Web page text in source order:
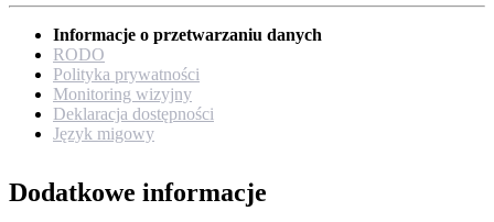
Informacje o przetwarzaniu danych
RODO
Polityka prywatności
Monitoring wizyjny
Deklaracja dostępności
Język migowy
Dodatkowe informacje